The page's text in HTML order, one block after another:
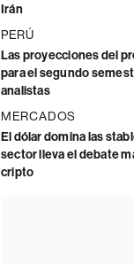
Irán
PERÚ
Las proyecciones del
para el segundo
analistas
MERCADOS
El dólar domina las
sector lleva el debate
cripto